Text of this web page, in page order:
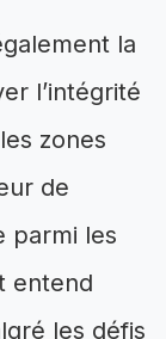
la
l’intégrité
zones
de
parmi les
entend
les défis